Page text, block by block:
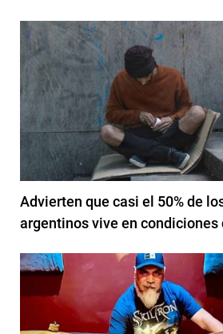
Advierten que casi el 50% de
argentinos vive en condiciones